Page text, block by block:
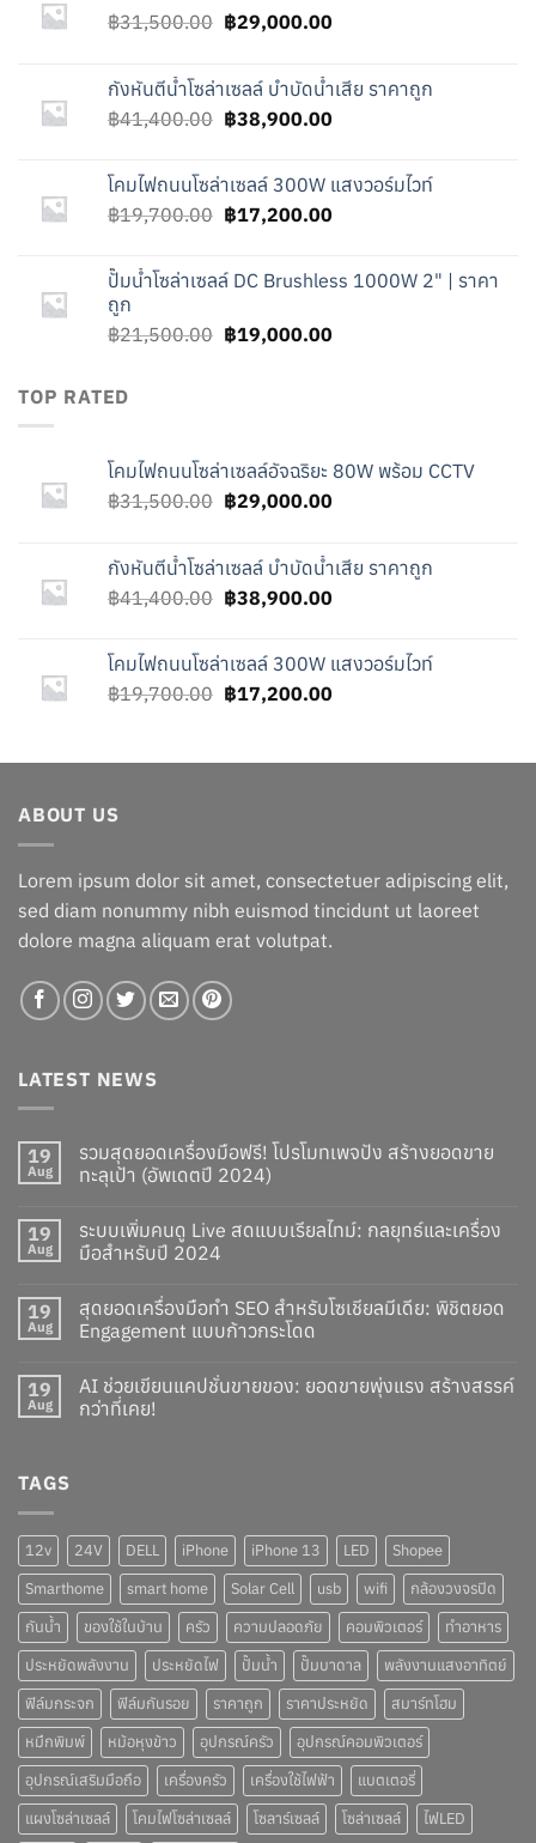
฿31,500.00 Original
฿31,500.00.
฿29,000.00Current
฿29,000.00.
กังหันตีน้ำโซล่าเซลล์ บำบัดน้ำเสีย ราคาถูก
฿41,400.00 Original
฿41,400.00.
฿38,900.00Current
฿38,900.00.
โคมไฟถนนโซล่าเซลล์ 300W แสงวอร์มไวท์
฿19,700.00 Original
฿19,700.00.
฿17,200.00Current
฿17,200.00.
ปั๊มน้ำโซล่าเซลล์ DC Brushless 1000W 2" | ราคา
ถูก
฿21,500.00 Original
฿19,000.00Current
TOP RATED
โคมไฟถนนโซล่าเซลล์อัจฉริยะ 80W พร้อม CCTV
฿31,500.00 Original
฿31,500.00.
฿29,000.00Current
฿29,000.00.
กังหันตีน้ำโซล่าเซลล์ บำบัดน้ำเสีย ราคาถูก
฿41,400.00 Original
฿41,400.00.
฿38,900.00Current
฿38,900.00.
โคมไฟถนนโซล่าเซลล์ 300W แสงวอร์มไวท์
฿19,700.00 Original
฿19,700.00.
฿17,200.00Current
฿17,200.00.
ABOUT US
Lorem ipsum dolor sit amet, consectetuer adipiscing elit,
sed diam nonummy nibh euismod tincidunt ut laoreet
dolore magna aliquam erat volutpat.
LATEST NEWS
19
Aug
รวมสุดยอดเครื่องมือฟรี! โปรโมทเพจปัง สร้างยอดขาย
ทะลุเป้า (อัพเดตปี 2024)
19
Aug
ระบบเพิ่มคนดู Live สดแบบเรียลไทม์: กลยุทธ์และเครื่อง
มือสำหรับปี 2024
19
Aug
สุดยอดเครื่องมือทำ SEO สำหรับโซเชียลมีเดีย: พิชิตยอด
Engagement แบบก้าวกระโดด
19
Aug
AI ช่วยเขียนแคปชั่นขายของ: ยอดขายพุ่งแรง สร้างสรรค์
กว่าที่เคย!
TAGS
12v 24V DELL iPhone iPhone 13 LED
Shopee
Smarthome
smart home Solar Cell usb wifi
กล้องวงจรปิด
กันน้ำ
ของใช้ในบ้าน ครัว ความปลอดภัย คอมพิวเตอร์
ทำอาหาร
ประหยัดพลังงาน
ประหยัดไฟ ปั๊มน้ำ ปั๊มบาดาล
พลังงานแสงอาทิตย์
ฟิล์มกระจก
ฟิล์มกันรอย ราคาถูก ราคาประหยัด
สมาร์ทโฮม
หมึกพิมพ์
หม้อหุงข้าว อุปกรณ์ครัว
อุปกรณ์คอมพิวเตอร์
อุปกรณ์เสริมมือถือ
เครื่องครัว เครื่องใช้ไฟฟ้า
แบตเตอรี่
แผงโซล่าเซลล์
โคมไฟโซล่าเซลล์ โซลาร์เซลล์ โซล่าเซลล์ ไฟLED